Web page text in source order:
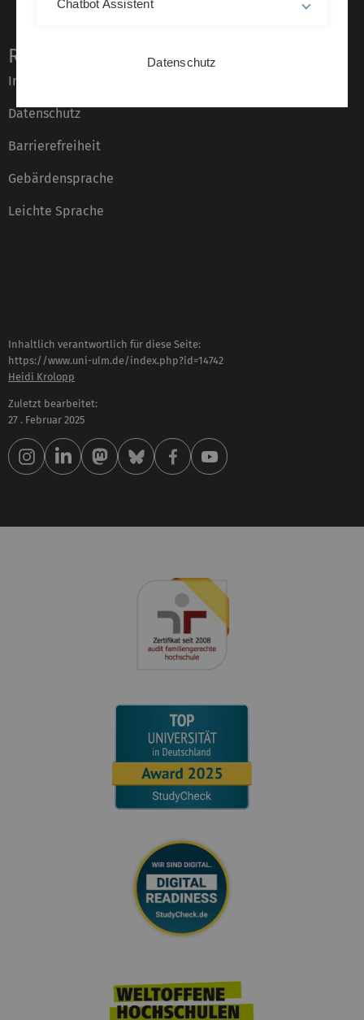
Rechtliche Hinweise
Impressum
Datenschutz
Barrierefreiheit
Gebärdensprache
Leichte Sprache
Inhaltlich verantwortlich für diese Seite:
https://www.uni-ulm.de/index.php?id=14742
Heidi Krolopp
Zuletzt bearbeitet:
27 . Februar 2025
Chatbot Assistent
Datenschutz